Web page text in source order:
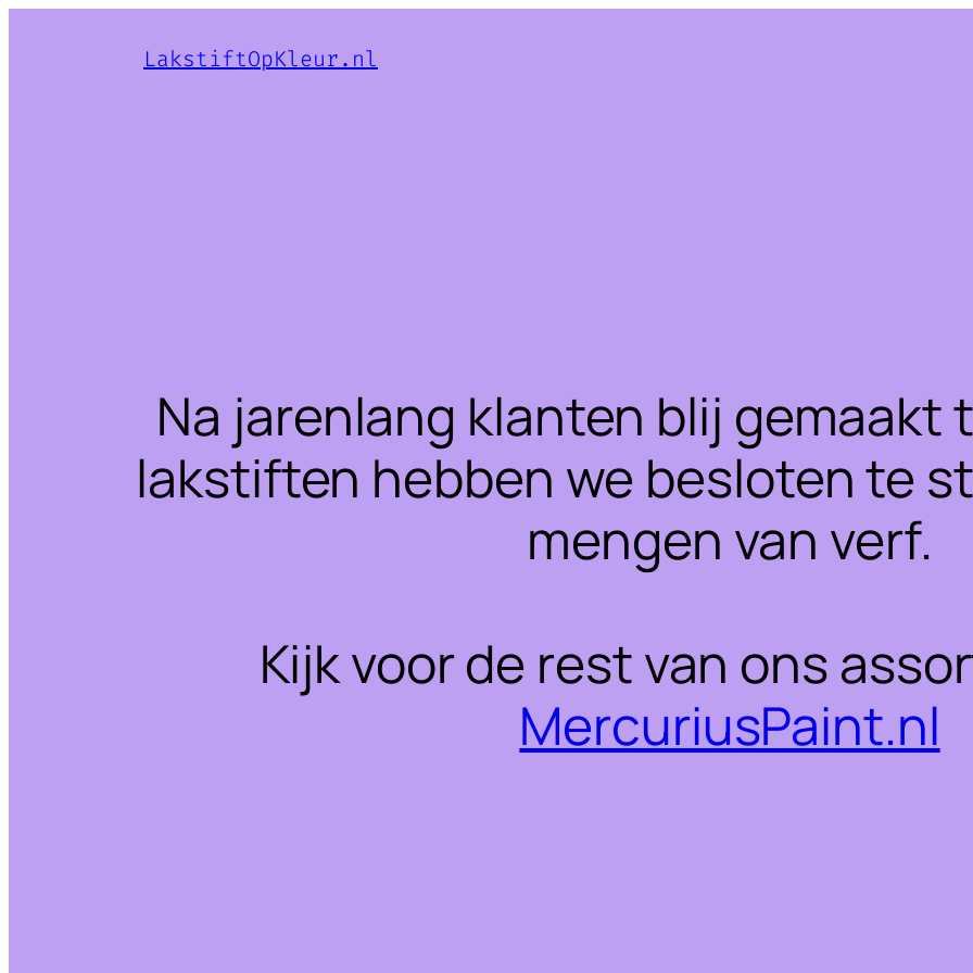
LakstiftOpKleur.nl
Na jarenlang klanten blij gemaakt
lakstiften hebben we besloten te
mengen van verf.
Kijk voor de rest van ons
MercuriusPaint.nl